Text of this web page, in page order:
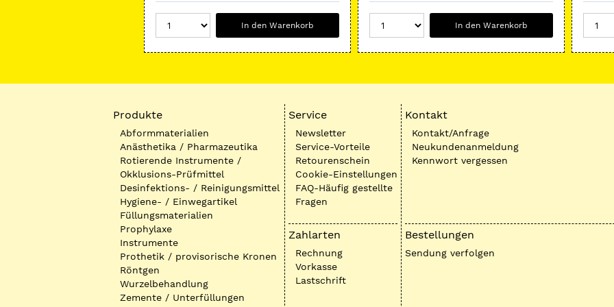
In den Warenkorb In den Warenkorb
Produkte
Abformmaterialien
Anästhetika / Pharmazeutika
Rotierende Instrumente /
Okklusions-Prüfmittel
Desinfektions- / Reinigungsmittel
Hygiene- / Einwegartikel
Füllungsmaterialien
Prophylaxe
Instrumente
Prothetik / provisorische Kronen
Röntgen
Wurzelbehandlung
Zemente / Unterfüllungen
Service
Newsletter
Service-Vorteile
Retourenschein
Cookie-Einstellungen
FAQ-Häufig gestellte
Fragen
Zahlarten
Rechnung
Vorkasse
Lastschrift
Kontakt
Kontakt/Anfrage
Neukundenanmeldung
Kennwort vergessen
Bestellungen
Sendung verfolgen